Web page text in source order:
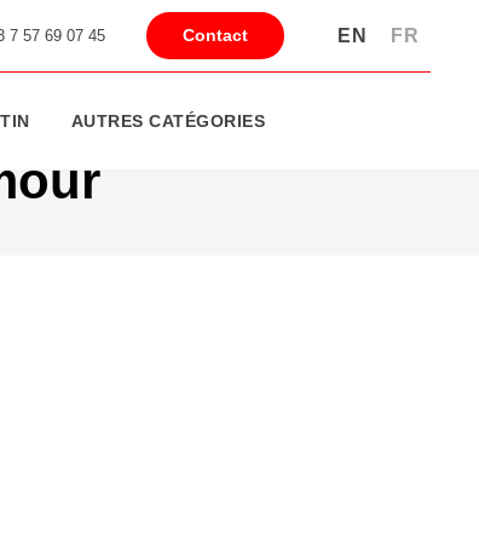
7 57 69 07 45 Contact EN FR
AUTRES CATÉGORIES